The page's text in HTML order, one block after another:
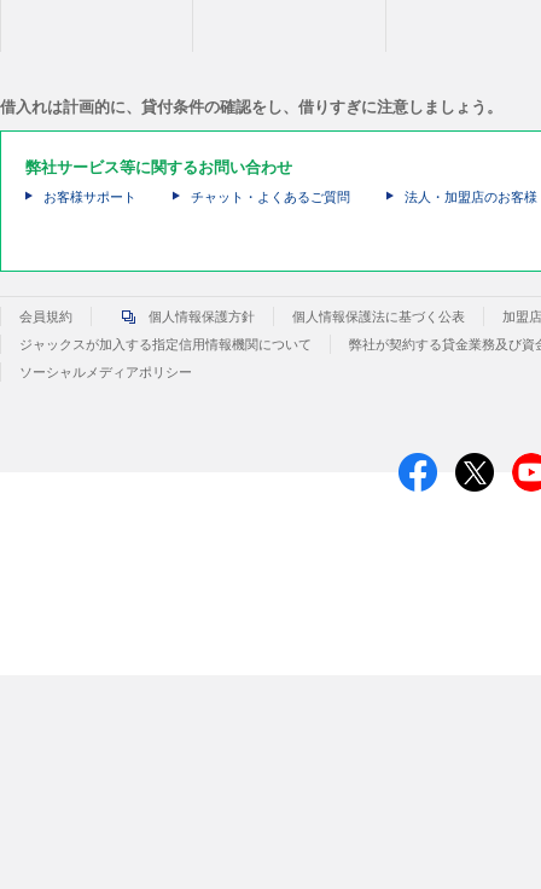
借入れは計画的に、貸付条件の確認をし、借りすぎに注意しましょう。
弊社サービス等に関するお問い合わせ
お客様サポート チャット・よくあるご質問 法人・加盟店のお客様
会員規約 個人情報保護方針 個人情報保護法に基づく公表
加盟
ジャックスが加入する指定信用情報機関について
弊社が契約する貸金業務及び
ソーシャルメディアポリシー